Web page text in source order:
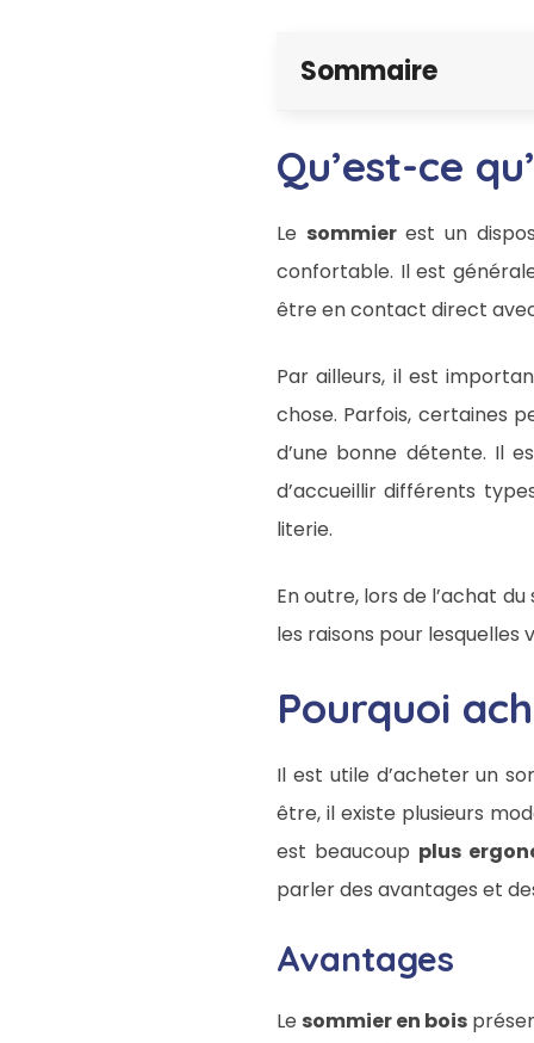
Sommaire
Qu’est-ce
Le sommier est un
confortable. Il est
être en contact direct
Par ailleurs, il est
chose. Parfois, certaines
d’une bonne détente. Il
d’accueillir différents
literie.
En outre, lors de l’achat
les raisons pour
Pourquoi
Il est utile d’acheter un
être, il existe plusieurs
est beaucoup plus
parler des avantages et
Avantages
Le sommier en bois